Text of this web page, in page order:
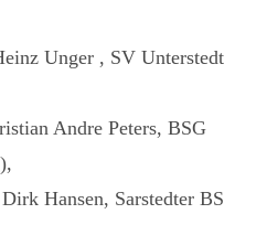
Unger , SV Unterstedt
Andre Peters, BSG
Hansen, Sarstedter BS